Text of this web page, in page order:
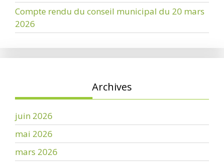
Compte rendu du conseil municipal du 20 mars
2026
Archives
juin 2026
mai 2026
mars 2026